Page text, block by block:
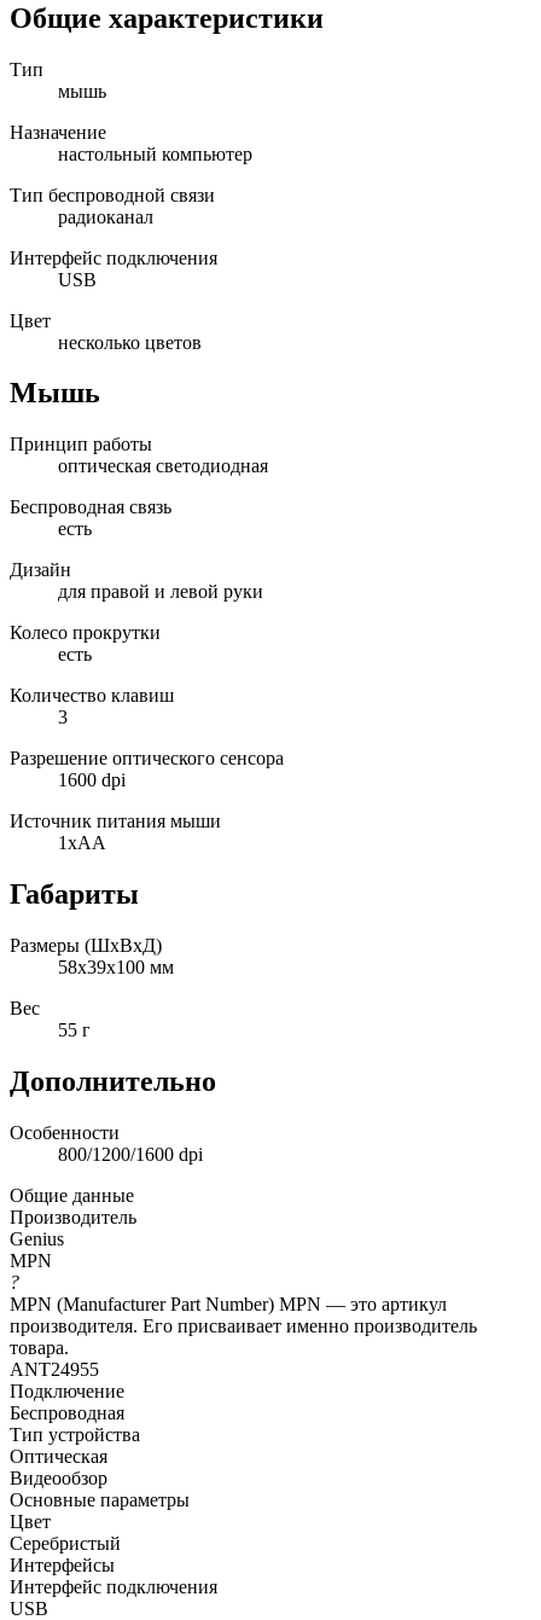
Общие характеристики
Тип
мышь
Назначение
настольный компьютер
Тип беспроводной связи
радиоканал
Интерфейс подключения
USB
Цвет
несколько цветов
Мышь
Принцип работы
оптическая светодиодная
Беспроводная связь
есть
Дизайн
для правой и левой руки
Колесо прокрутки
есть
Количество клавиш
3
Разрешение оптического сенсора
1600 dpi
Источник питания мыши
1xAA
Габариты
Размеры (ШxВxД)
58x39x100 мм
Вес
55 г
Дополнительно
Особенности
800/1200/1600 dpi
Общие данные
Производитель
Genius
MPN
?
MPN (Manufacturer Part Number) MPN — это артикул
производителя. Его присваивает именно производитель
товара.
ANT24955
Подключение
Беспроводная
Тип устройства
Оптическая
Видеообзор
Основные параметры
Цвет
Серебристый
Интерфейсы
Интерфейс подключения
USB